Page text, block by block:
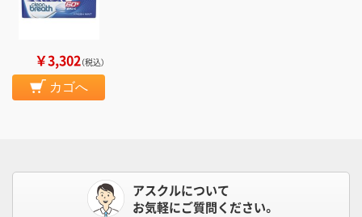
￥3,302（税込）
カゴへ
アスクルについて
お気軽にご質問ください。